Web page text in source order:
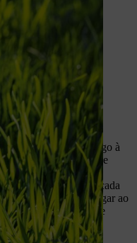
ficar com 4 cm logo à
o seu espaço verde
prejudicial do que
mais comprida de cada
ir progredindo até chegar ao
respeita o ciclo de
localizado